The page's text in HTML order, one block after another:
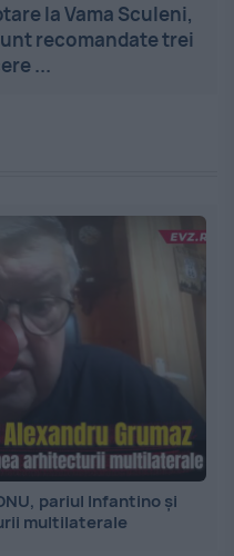
la Vama Sculeni,
recomandate trei
...
pariul Infantino și
multilaterale